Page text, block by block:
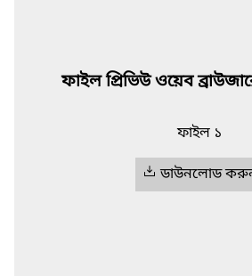
ফাইল প্রিভিউ ওয়েব
ফাইল ১
ডাউনলোড